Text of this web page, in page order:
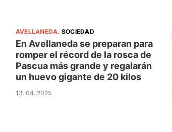
AVELLANEDA. SOCIEDAD
En Avellaneda se preparan para
romper el récord de la rosca de
Pascua más grande y regalarán
un huevo gigante de 20 kilos
13. 04. 2025